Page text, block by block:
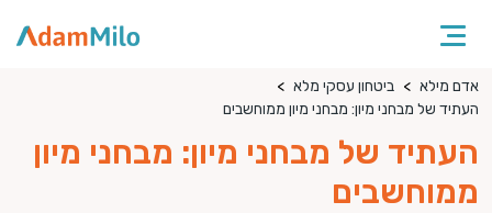
אדם מילא
ביטחון עסקי מלא
העתיד של מבחני מיון: מבחני מיון ממוחשבים
העתיד של מבחני מיון: מבחני מיון
ממוחשבים